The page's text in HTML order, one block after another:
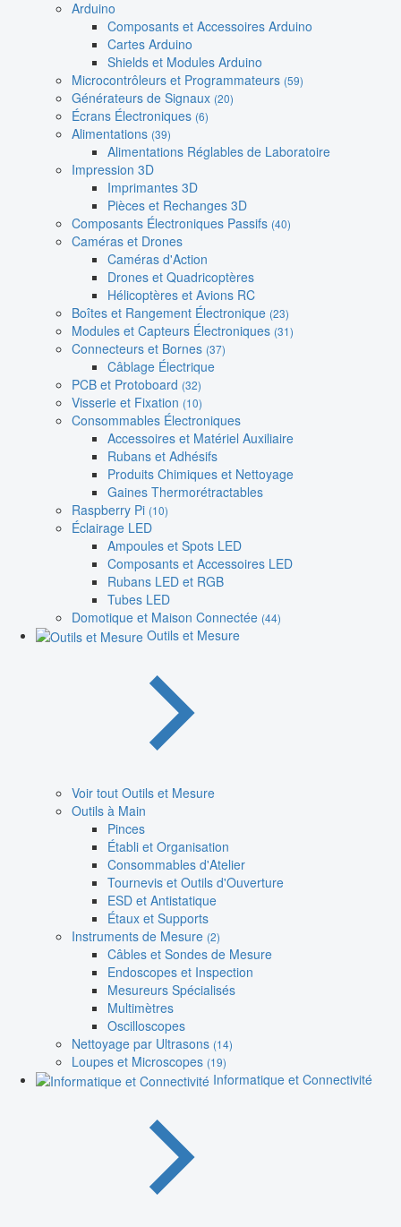
Arduino
Composants et Accessoires Arduino
Cartes Arduino
Shields et Modules Arduino
Microcontrôleurs et Programmateurs (59)
Générateurs de Signaux (20)
Écrans Électroniques (6)
Alimentations (39)
Alimentations Réglables de Laboratoire
Impression 3D
Imprimantes 3D
Pièces et Rechanges 3D
Composants Électroniques Passifs (40)
Caméras et Drones
Caméras d'Action
Drones et Quadricoptères
Hélicoptères et Avions RC
Boîtes et Rangement Électronique (23)
Modules et Capteurs Électroniques (31)
Connecteurs et Bornes (37)
Câblage Électrique
PCB et Protoboard (32)
Visserie et Fixation (10)
Consommables Électroniques
Accessoires et Matériel Auxiliaire
Rubans et Adhésifs
Produits Chimiques et Nettoyage
Gaines Thermorétractables
Raspberry Pi (10)
Éclairage LED
Ampoules et Spots LED
Composants et Accessoires LED
Rubans LED et RGB
Tubes LED
Domotique et Maison Connectée (44)
Outils et Mesure
Voir tout Outils et Mesure
Outils à Main
Pinces
Établi et Organisation
Consommables d'Atelier
Tournevis et Outils d'Ouverture
ESD et Antistatique
Étaux et Supports
Instruments de Mesure (2)
Câbles et Sondes de Mesure
Endoscopes et Inspection
Mesureurs Spécialisés
Multimètres
Oscilloscopes
Nettoyage par Ultrasons (14)
Loupes et Microscopes (19)
Informatique et Connectivité